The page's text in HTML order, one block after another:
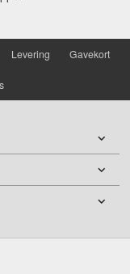
Levering Gavekort